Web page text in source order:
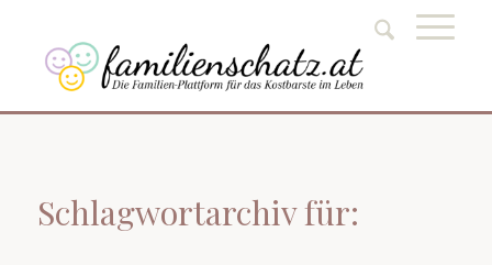
Schlagwortarchiv für: